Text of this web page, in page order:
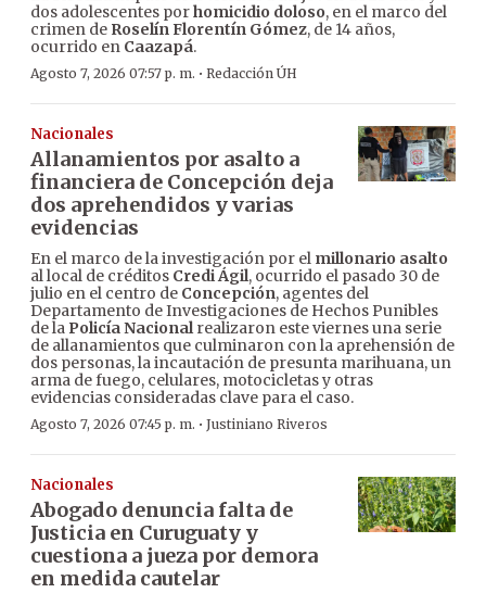
dos adolescentes porhomicidio doloso, en el marco del
crimen de Roselín Florentín Gómez, de 14 años,
ocurrido en Caazapá.
Agosto 7, 2026 07:57 p. m. · Redacción ÚH
Nacionales
Allanamientos por asalto a
financiera de Concepción deja
dos aprehendidos y varias
evidencias
En el marco de la investigación por el millonario asalto
al local de créditos Credi Ágil, ocurrido el pasado 30 de
julio en el centro de Concepción, agentes del
Departamento de Investigaciones de Hechos Punibles
de la Policía Nacionalrealizaron este viernes una serie
de allanamientos que culminaron con la aprehensión de
dos personas, la incautación de presunta marihuana, un
arma de fuego, celulares, motocicletas y otras
evidencias consideradas clave para el caso.
Agosto 7, 2026 07:45 p. m. · Justiniano Riveros
Nacionales
Abogado denuncia falta de
Justicia en Curuguaty y
cuestiona a jueza por demora
en medida cautelar